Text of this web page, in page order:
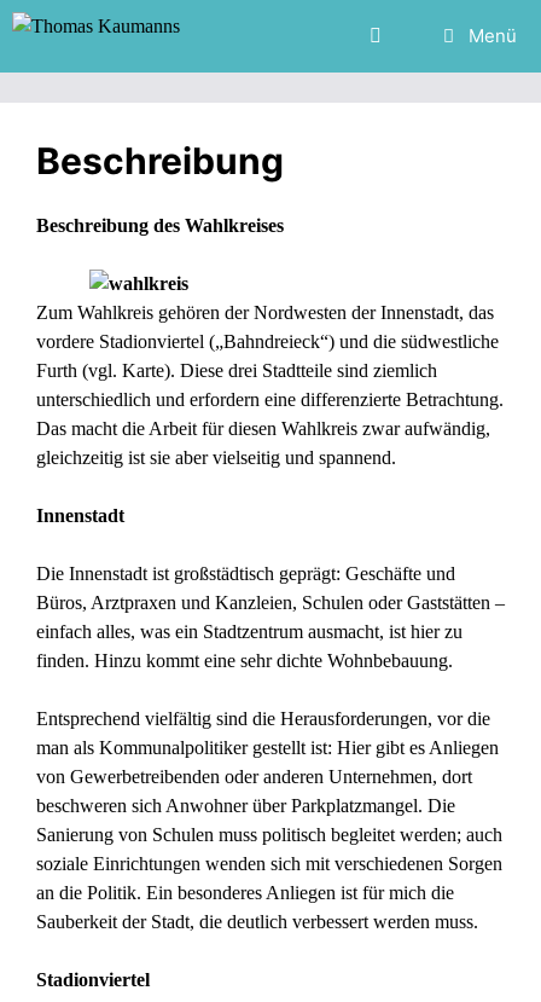
Zum
Inhalt
Menü
Beschreibung
Beschreibung des Wahlkreises
Zum Wahlkreis gehören der Nordwesten der Innenstadt, das
vordere Stadionviertel („Bahndreieck“) und die südwestliche
Furth (vgl. Karte). Diese drei Stadtteile sind ziemlich
unterschiedlich und erfordern eine differenzierte Betrachtung.
Das macht die Arbeit für diesen Wahlkreis zwar aufwändig,
gleichzeitig ist sie aber vielseitig und spannend.
Innenstadt
Die Innenstadt ist großstädtisch geprägt: Geschäfte und
Büros, Arztpraxen und Kanzleien, Schulen oder Gaststätten –
einfach alles, was ein Stadtzentrum ausmacht, ist hier zu
finden. Hinzu kommt eine sehr dichte Wohnbebauung.
Entsprechend vielfältig sind die Herausforderungen, vor die
man als Kommunalpolitiker gestellt ist: Hier gibt es Anliegen
von Gewerbetreibenden oder anderen Unternehmen, dort
beschweren sich Anwohner über Parkplatzmangel. Die
Sanierung von Schulen muss politisch begleitet werden; auch
soziale Einrichtungen wenden sich mit verschiedenen Sorgen
an die Politik. Ein besonderes Anliegen ist für mich die
Sauberkeit der Stadt, die deutlich verbessert werden muss.
Stadionviertel